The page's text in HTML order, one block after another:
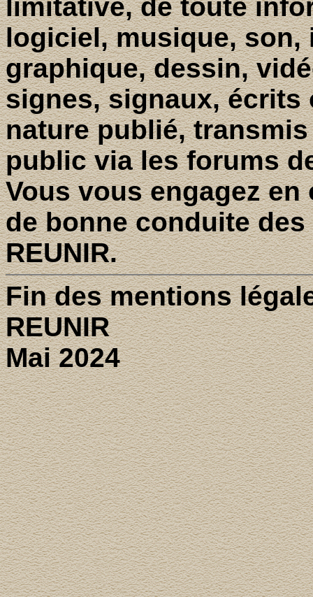
limitative, de toute
logiciel, musique, son,
graphique, dessin,
signes, signaux, écrits
nature publié,
public via les forums
Vous vous engagez
de bonne conduite
REUNIR.
Fin des mentions
REUNIR
Mai 2024